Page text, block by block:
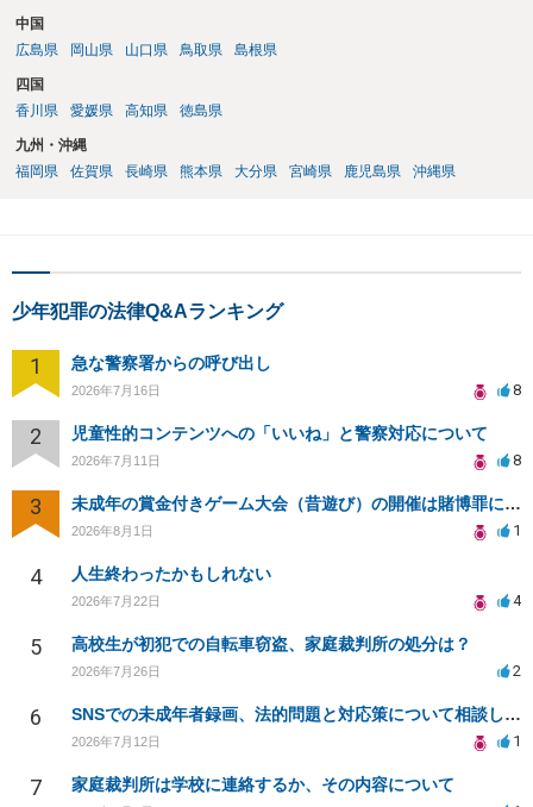
中国
広島県
岡山県 山口県 鳥取県 島根県
四国
香川県
愛媛県 高知県 徳島県
九州・沖縄
福岡県
佐賀県 長崎県 熊本県 大分県 宮崎県 鹿児島県 沖縄県
少年犯罪の法律Q&Aランキング
1 急な警察署からの呼び出し
2026年7月16日 8
2 児童性的コンテンツへの「いいね」と警察対応について
2026年7月11日 8
3 未成年の賞金付きゲーム大会（昔遊び）の開催は賭博罪になりますか？
2026年8月1日 1
4 人生終わったかもしれない
2026年7月22日 4
5 高校生が初犯での自転車窃盗、家庭裁判所の処分は？
2026年7月26日 2
6 SNSでの未成年者録画、法的問題と対応策について相談したい
2026年7月12日 1
7 家庭裁判所は学校に連絡するか、その内容について